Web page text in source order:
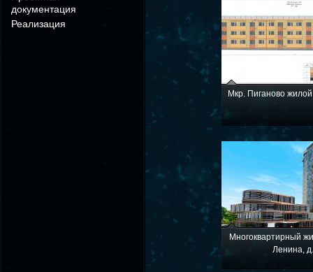
документация
Реализация
Мкр. Пиганово
Многоквартирный
Ленина,